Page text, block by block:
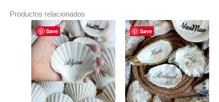
Productos relacionados
Save
Rango
de
precios:
desde
€41.74
hasta
€528.66
Este
producto
tiene
múltiples
variantes.
Las
opciones
Save
Rango
de
precios:
desde
€50.48
hasta
€639.43
Este
producto
tiene
múltiples
variantes.
Las
opciones